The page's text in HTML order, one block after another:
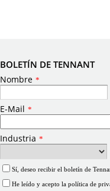
BOLETÍN DE TENNANT